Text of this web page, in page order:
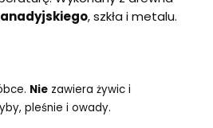
, szkła i metalu.
Nie zawiera żywic i
pleśnie i owady.